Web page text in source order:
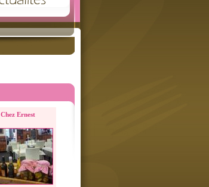
Chez Ernest